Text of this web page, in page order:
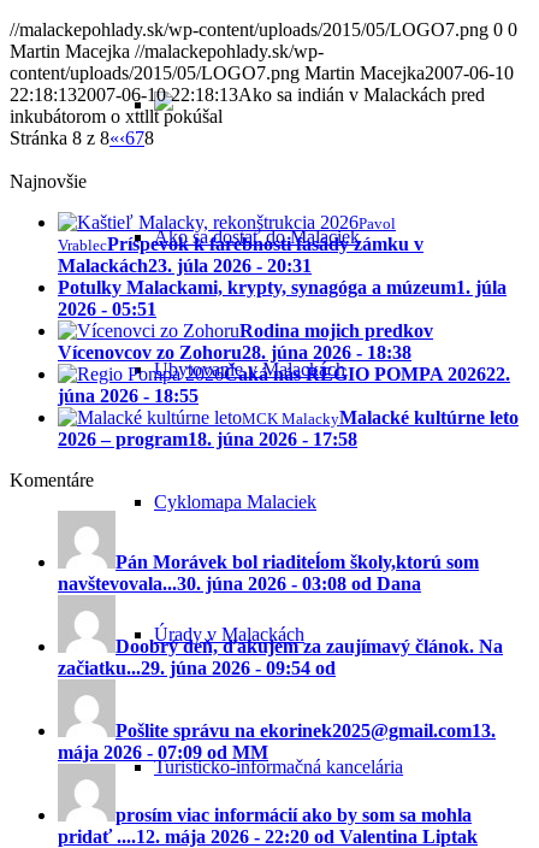
Ako sa dostať do Malaciek
Ubytovanie v Malackách
Cyklomapa Malaciek
Úrady v Malackách
Turisticko-informačná kancelária
//malackepohlady.sk/wp-content/uploads/2015/05/LOGO7.png 0 0
Martin Macejka //malackepohlady.sk/wp-
content/uploads/2015/05/LOGO7.png Martin Macejka2007-06-10
22:18:132007-06-10 22:18:13Ako sa indián v Malackách pred
inkubátorom o xttllt pokúšal
Stránka 8 z 8«‹678
Najnovšie
Pavol
VrablecPríspevok k farebnosti fasády zámku v
Malackách23. júla 2026 - 20:31
Potulky Malackami, krypty, synagóga a múzeum1. júla
2026 - 05:51
Rodina mojich predkov
Vícenovcov zo Zohoru28. júna 2026 - 18:38
Čaká nás REGIO POMPA 202622.
júna 2026 - 18:55
MCK MalackyMalacké kultúrne leto
2026 – program18. júna 2026 - 17:58
Komentáre
Pán Morávek bol riaditeĺom školy,ktorú som
navštevovala...30. júna 2026 - 03:08 od Dana
Doobrý deň, ďakujem za zaujímavý článok. Na
začiatku...29. júna 2026 - 09:54 od
Pošlite správu na ekorinek2025@gmail.com13.
mája 2026 - 07:09 od MM
prosím viac informácií ako by som sa mohla
pridať ....12. mája 2026 - 22:20 od Valentina Liptak